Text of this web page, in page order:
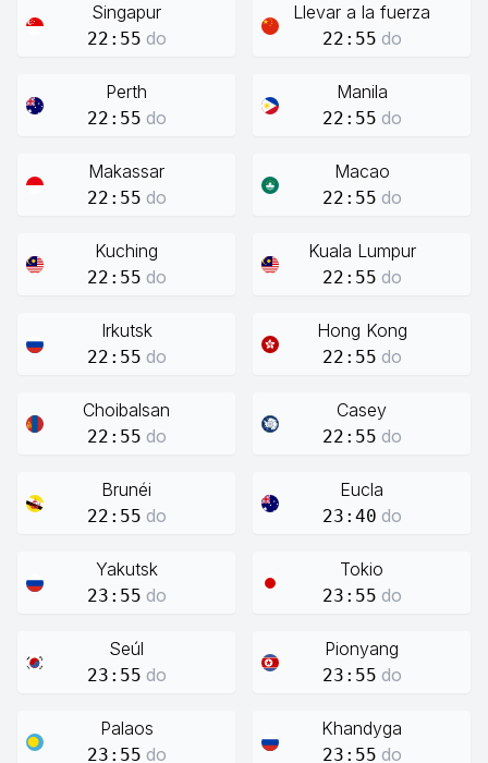
Singapur
22:55 do
Llevar a la fuerza
22:55 do
Perth
22:55 do
Manila
22:55 do
Makassar
22:55 do
Macao
22:55 do
Kuching
22:55 do
Kuala Lumpur
22:55 do
Irkutsk
22:55 do
Hong Kong
22:55 do
Choibalsan
22:55 do
Casey
22:55 do
Brunéi
22:55 do
Eucla
23:40 do
Yakutsk
23:55 do
Tokio
23:55 do
Seúl
23:55 do
Pionyang
23:55 do
Palaos
23:55 do
Khandyga
23:55 do